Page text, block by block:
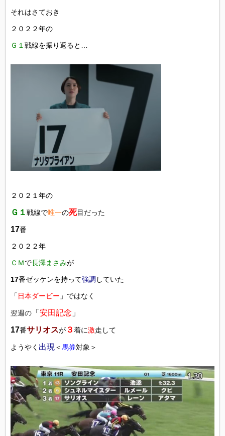
それはさておき
２０２２年の
Ｇ１ 戦線を振り返ると…
２０２１年の
Ｇ１戦線で唯一の死目だった
17番
２０２２年
ＣＭで長澤まさみが
17番ゼッケンを持って強調 していた
「 日本ダービー 」ではなく
翌週の 「 安田記念 」
17番サリオスが ３着に激走して
ようやく 出現 ＜ 馬券対象＞